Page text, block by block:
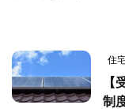
住
【
制